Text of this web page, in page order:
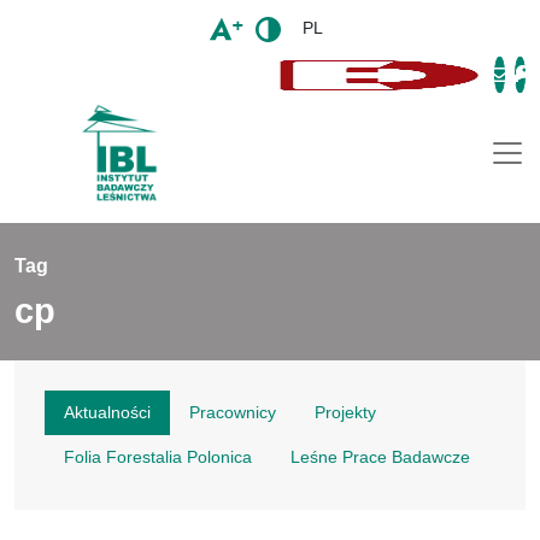
PL
Tag
cp
Aktualności Pracownicy Projekty
Folia Forestalia Polonica Leśne Prace Badawcze